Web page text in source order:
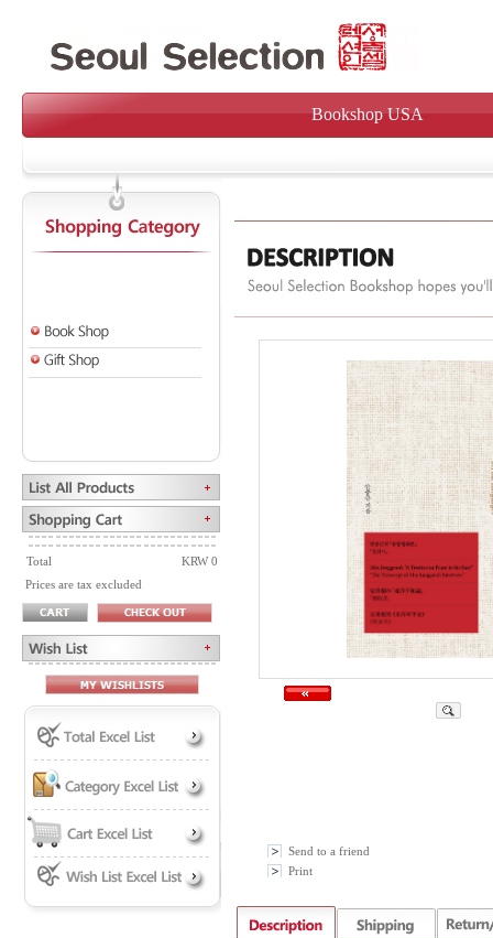
Bookshop USA
Total
KRW 0
Prices are tax excluded
Send to a friend
Print